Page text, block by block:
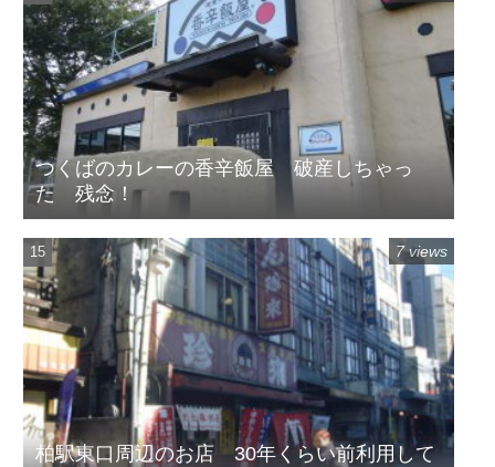
つくばのカレーの香辛飯屋 破産しちゃっ
た 残念！
柏駅東口周辺のお店 30年くらい前利用して
7 views